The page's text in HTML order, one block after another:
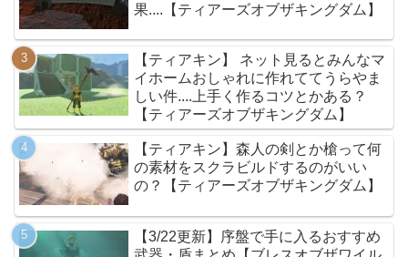
果....【ティアーズオブザキングダム】
【ティアキン】 ネット見るとみんなマ
イホームおしゃれに作れててうらやま
しい件....上手く作るコツとかある？
【ティアーズオブザキングダム】
【ティアキン】森人の剣とか槍って何
の素材をスクラビルドするのがいい
の？【ティアーズオブザキングダム】
【3/22更新】序盤で手に入るおすすめ